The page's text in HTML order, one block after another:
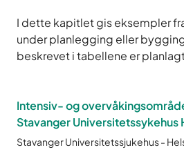
I dette kapitlet gis eksempler
under planlegging eller
beskrevet i tabellene er
Intensiv- og
Stavanger Universitetssykehus
Stavanger Universitetssjukehus-